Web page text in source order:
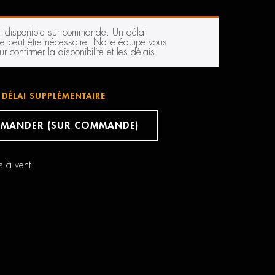
disponible sur commande. Un délai
peut être nécessaire. Notre équipe vous
confirmer la disponibilité et les délais.
SUPPLÉMENTAIRE
(SUR COMMANDE)
à vent